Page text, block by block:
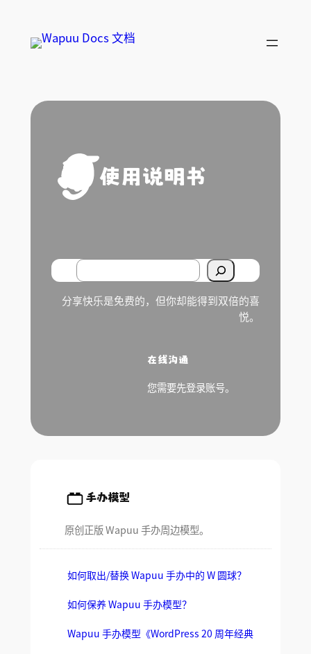
使用说明书
S
e
a
分享快乐是免费的，但你却能得到双倍的喜
悦。
在线沟通
您需要先登录账号。
手办模型
原创正版 Wapuu 手办周边模型。
如何取出/替换 Wapuu 手办中的 W 圆球？
如何保养 Wapuu 手办模型？
Wapuu 手办模型《WordPress 20 周年经典